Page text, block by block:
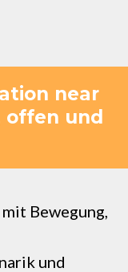
near
offen und
Bewegung,
und